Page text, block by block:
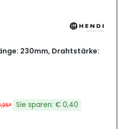
230mm, Drahtstärke:
Sie sparen: € 0,40